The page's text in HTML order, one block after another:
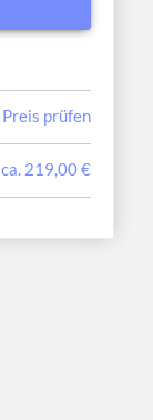
Preis prüfen
ca. 219,00 €